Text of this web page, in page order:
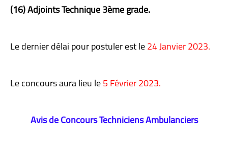
(16) Adjoints Technique 3ème grade.
Le dernier délai pour postuler est le24 Janvier 2023.
Le concours aura lieu le5 Février 2023.
Avis de Concours Techniciens Ambulanciers